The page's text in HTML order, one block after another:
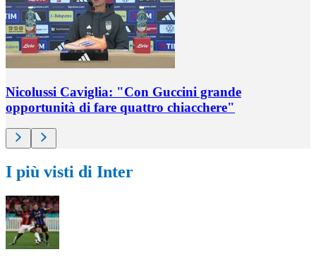
Nicolussi Caviglia: "Con Guccini grande
opportunità di fare quattro chiacchere"
I più visti di Inter